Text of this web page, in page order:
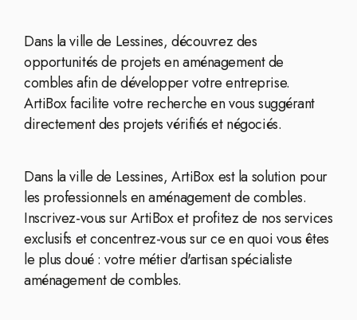
Dans la ville de Lessines, découvrez des
opportunités de projets en aménagement de
combles afin de développer votre entreprise.
ArtiBox facilite votre recherche en vous suggérant
directement des projets vérifiés et négociés.
Dans la ville de Lessines, ArtiBox est la solution pour
les professionnels en aménagement de combles.
Inscrivez-vous sur ArtiBox et profitez de nos services
exclusifs et concentrez-vous sur ce en quoi vous êtes
le plus doué : votre métier d'artisan spécialiste
aménagement de combles.